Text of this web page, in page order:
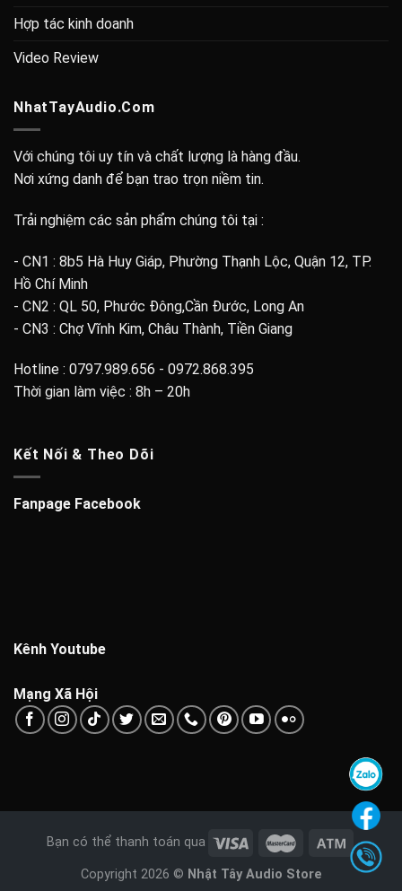
Hợp tác kinh doanh
Video Review
NhatTayAudio.Com
Với chúng tôi uy tín và chất lượng là hàng đầu.
Nơi xứng danh để bạn trao trọn niềm tin.
Trải nghiệm các sản phẩm chúng tôi tại :
- CN1 : 8b5 Hà Huy Giáp, Phường Thạnh Lộc, Quận 12, TP.
Hồ Chí Minh
- CN2 : QL 50, Phước Đông,Cần Đước, Long An
- CN3 : Chợ Vĩnh Kim, Châu Thành, Tiền Giang
Hotline : 0797.989.656 - 0972.868.395
Thời gian làm việc : 8h – 20h
Kết Nối & Theo Dõi
Fanpage Facebook
Kênh Youtube
Mạng Xã Hội
Bạn có thể thanh toán qua
Copyright 2026 © Nhật Tây Audio Store